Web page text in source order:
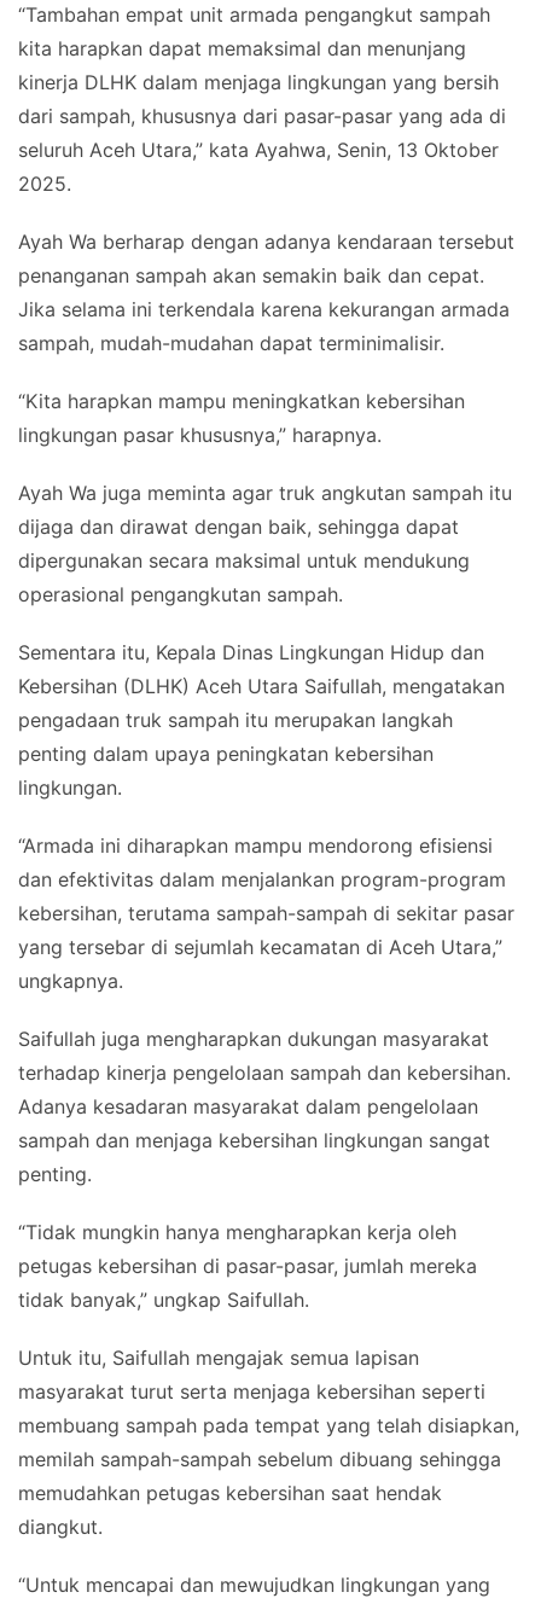
“Tambahan empat unit armada pengangkut sampah
kita harapkan dapat memaksimal dan menunjang
kinerja DLHK dalam menjaga lingkungan yang bersih
dari sampah, khususnya dari pasar-pasar yang ada di
seluruh Aceh Utara,” kata Ayahwa, Senin, 13 Oktober
2025.
Ayah Wa berharap dengan adanya kendaraan tersebut
penanganan sampah akan semakin baik dan cepat.
Jika selama ini terkendala karena kekurangan armada
sampah, mudah-mudahan dapat terminimalisir.
“Kita harapkan mampu meningkatkan kebersihan
lingkungan pasar khususnya,” harapnya.
Ayah Wa juga meminta agar truk angkutan sampah itu
dijaga dan dirawat dengan baik, sehingga dapat
dipergunakan secara maksimal untuk mendukung
operasional pengangkutan sampah.
Sementara itu, Kepala Dinas Lingkungan Hidup dan
Kebersihan (DLHK) Aceh Utara Saifullah, mengatakan
pengadaan truk sampah itu merupakan langkah
penting dalam upaya peningkatan kebersihan
lingkungan.
“Armada ini diharapkan mampu mendorong efisiensi
dan efektivitas dalam menjalankan program-program
kebersihan, terutama sampah-sampah di sekitar pasar
yang tersebar di sejumlah kecamatan di Aceh Utara,”
ungkapnya.
Saifullah juga mengharapkan dukungan masyarakat
terhadap kinerja pengelolaan sampah dan kebersihan.
Adanya kesadaran masyarakat dalam pengelolaan
sampah dan menjaga kebersihan lingkungan sangat
penting.
“Tidak mungkin hanya mengharapkan kerja oleh
petugas kebersihan di pasar-pasar, jumlah mereka
tidak banyak,” ungkap Saifullah.
Untuk itu, Saifullah mengajak semua lapisan
masyarakat turut serta menjaga kebersihan seperti
membuang sampah pada tempat yang telah disiapkan,
memilah sampah-sampah sebelum dibuang sehingga
memudahkan petugas kebersihan saat hendak
diangkut.
“Untuk mencapai dan mewujudkan lingkungan yang